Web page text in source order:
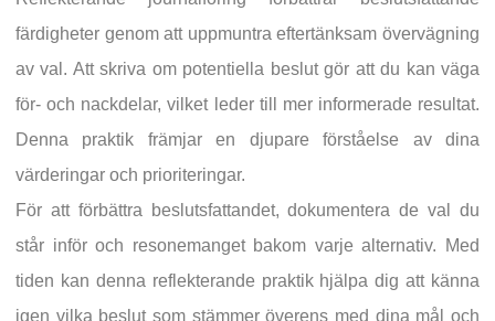
färdigheter genom att uppmuntra eftertänksam övervägning
av val. Att skriva om potentiella beslut gör att du kan väga
för- och nackdelar, vilket leder till mer informerade resultat.
Denna praktik främjar en djupare förståelse av dina
värderingar och prioriteringar.
För att förbättra beslutsfattandet, dokumentera de val du
står inför och resonemanget bakom varje alternativ. Med
tiden kan denna reflekterande praktik hjälpa dig att känna
igen vilka beslut som stämmer överens med dina mål och